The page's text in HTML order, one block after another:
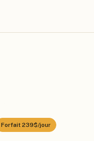
Forfait 239$/jour